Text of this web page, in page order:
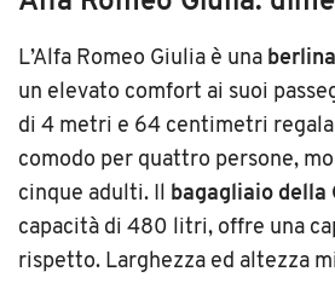
L’Alfa Romeo Giulia è una
un elevato comfort ai suoi
di 4 metri e 64 centimetri
comodo per quattro persone,
cinque adulti. Il bagagliaio della
capacità di 480 litri, offre una
rispetto. Larghezza ed altezza